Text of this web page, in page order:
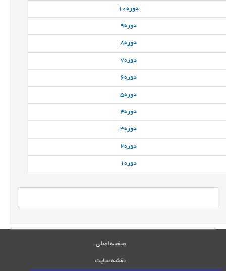
دوره10
دوره9
دوره8
دوره7
دوره6
دوره5
دوره4
دوره3
دوره2
دوره1
صفحه اصلی
نقشه سایت